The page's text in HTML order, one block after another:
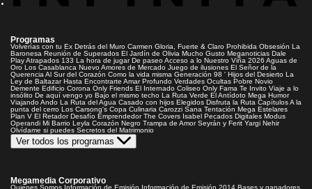
Programas
Volverías con tu Ex Detrás del Muro Carmen Gloria, Fuerte & Claro Prohibida Obsesión La
Baronesa Reunión de Superados El Jardín de Olivia Mucho Gusto Meganoticias Dale
PlayAtrapados 133 La hora de jugar De paseoAcceso a lo Nuestro Viña 2026 Aguas de
Oro Los Casablanca Nuevo Amores de Mercado Juego de ilusiones El Señor de la
Querencia Al Sur del Corazón Como la vida misma Generación 98 ' Hijos del Desierto La
Ley de Baltazar Hasta Encontrarte Amar Profundo Verdades Ocultas Pobre Novio
Demente Edificio Corona Only Friends El Internado Coliseo Only Fama Te Invito Viaje a lo
insólito De aquí vengo yo Bajo el mismo techo La Ruta Verde El Antídoto Mega Humor
Viajando Ando La Ruta del Agua Casado con hijos Elegidos Disfruta la Ruta CapítulosA la
punta del cerro Los Carsong's Copa Culinaria Carozzi Sana Tentación Mega Estelares
Plan V El Retador Desafío Emprendedor The Covers Isabel Pecados Digitales Modus
Operandi Mi Barrio Leyla Corazón Negro Trampa de Amor Seyrán y Ferit Yargi Nehir
Olvídame si puedes Secretos del Matrimonio
Ver todos los programas
Megamedia Corporativo
Quienes Somos Información de Emisión Información de Emisión 2014 Bases y ganadores